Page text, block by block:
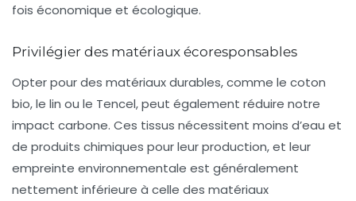
fois économique et écologique.
Privilégier des matériaux écoresponsables
Opter pour des matériaux durables, comme le coton
bio, le lin ou le Tencel, peut également réduire notre
impact carbone. Ces tissus nécessitent moins d’eau et
de produits chimiques pour leur production, et leur
empreinte environnementale est généralement
nettement inférieure à celle des matériaux